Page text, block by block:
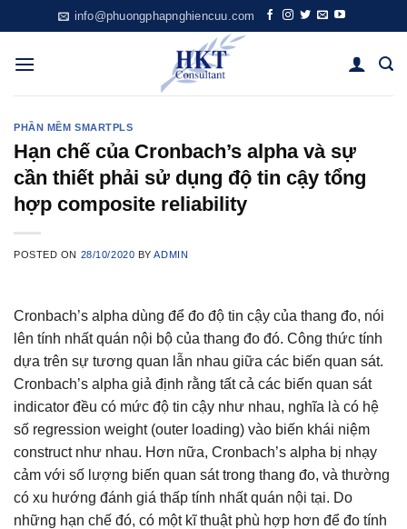
to
content
info@phuongphapnghiencuu.com
PHẦN MỀM SMARTPLS
Hạn chế của Cronbach’s alpha và sự
cần thiết phải sử dụng độ tin cậy tổng
hợp composite reliability
POSTED ON 28/10/2020 BYADMIN
Cronbach’s alpha dùng để đo độ tin cậy của thang đo, nói
lên tính nhất quán nội bộ của thang đo đó. Công thức tính
dựa trên sự tương quan lẫn nhau giữa các biến quan sát.
Cronbach’s alpha giả định rằng tất cả các biến quan sát
indicator đều có mức độ tin cậy như nhau, nghĩa là có hệ
số regression weight (outer loading) vào biến khái niệm
construct như nhau. Hơn nữa, Cronbach’s alpha bị nhạy
cảm với số lượng biến quan sát trong thang đo, và thường
có xu hướng đánh giá thấp tính nhất quán nội tại. Do
những hạn chế đó, có một kĩ thuật phù hợp hơn để đo tính